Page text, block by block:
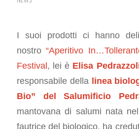
I suoi prodotti ci hanno
nostro“Aperitivo
Festival, lei è Elisa
responsabile della linea
Bio” del Salumificio
mantovana di salumi nata
fautrice del biologico, ha